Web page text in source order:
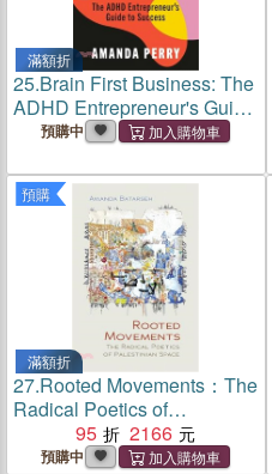
滿額折
25.Brain First Business: The
ADHD Entrepreneur's Guide
to Success
預購中
預購
滿額折
27.Rooted Movements：The
Radical Poetics of
Palestinian Space
95 2166
預購中